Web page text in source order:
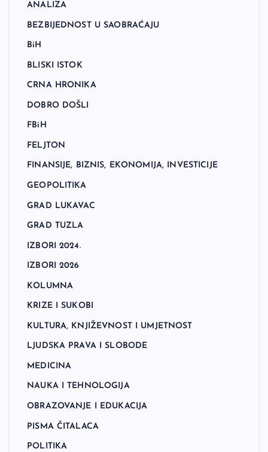
ANALIZA
BEZBIJEDNOST U SAOBRAĆAJU
BiH
BLISKI ISTOK
CRNA HRONIKA
DOBRO DOŠLI
FBiH
FELJTON
FINANSIJE, BIZNIS, EKONOMIJA, INVESTICIJE
GEOPOLITIKA
GRAD LUKAVAC
GRAD TUZLA
IZBORI 2024.
IZBORI 2026
KOLUMNA
KRIZE I SUKOBI
KULTURA, KNJIŽEVNOST I UMJETNOST
LJUDSKA PRAVA I SLOBODE
MEDICINA
NAUKA I TEHNOLOGIJA
OBRAZOVANJE I EDUKACIJA
PISMA ČITALACA
POLITIKA